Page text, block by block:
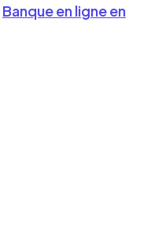
Banque en ligne en